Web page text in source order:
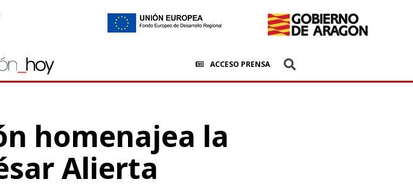
ACCESO PRENSA
homenajea la
Alierta